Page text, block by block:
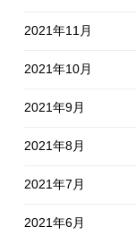
2021年11月
2021年10月
2021年9月
2021年8月
2021年7月
2021年6月